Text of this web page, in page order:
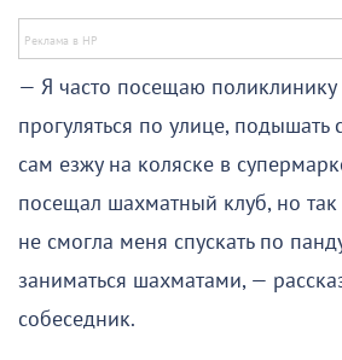
— Я часто посещаю
прогуляться по улице,
сам езжу на коляске в
посещал шахматный клуб, но
не смогла меня спускать по
заниматься шахматами, —
собеседник.